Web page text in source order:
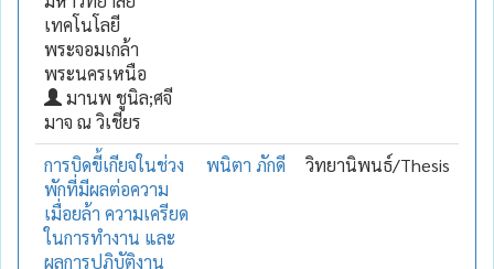
เทคโนโลยี
พระจอมเกล้า
พระนครเหนือ
มานพ ชูนิล;ศจี
มาจ ณ วิเชียร
การบิดขี้เกียจในช่วง
พักที่มีผลต่อความ
เมื่อยล้า ความเครียด
ในการทำงาน และ
ผลการปฏิบัติงาน
พนิตา ภักดี วิทยานิพนธ์/Thesis